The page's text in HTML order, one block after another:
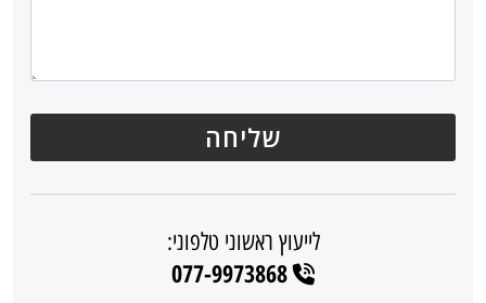
לייעוץ ראשוני טלפוני:
077-9973868